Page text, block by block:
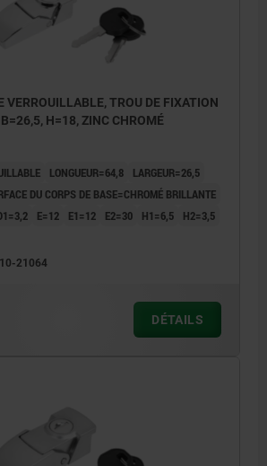
VERROUILLABLE, TROU DE FIXATION
H=18, ZINC CHROMÉ
LONGUEUR=64,8
LARGEUR=26,5
DU CORPS DE BASE=CHROMÉ BRILLANTE
E=12 E1=12 E2=30 H1=6,5
H2=3,5
21064
DÉTAILS